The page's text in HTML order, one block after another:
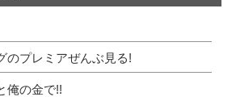
のプレミアぜんぶ見る!
俺の金で!!